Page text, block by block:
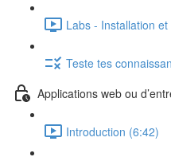
Labs - Installation
Teste tes
Applications web ou
Introduction (6:42)